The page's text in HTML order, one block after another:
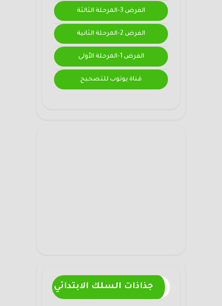
الفرض 3-المرحلة الثالثة
الفرض 2-المرحلة الثانية
الفرض 1-المرحلة الأولى
قناة يوتوب للتصحيح
جذاذات السلك الابتدائي